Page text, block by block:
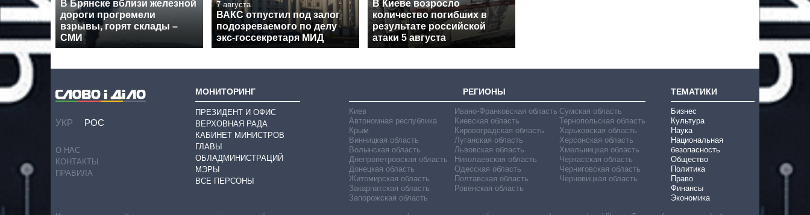
В Брянске вблизи железной
дороги прогремели
взрывы, горят склады –
СМИ
7 августа
ВАКС отпустил под залог
подозреваемого по делу
экс-госсекретаря МИД
В Киеве возросло
количество погибших в
результате российской
атаки 5 августа
УКР РОС
О НАС
КОНТАКТЫ
ПРАВИЛА
МОНИТОРИНГ
ПРЕЗИДЕНТ И ОФИС
ВЕРХОВНАЯ РАДА
КАБИНЕТ МИНИСТРОВ
ГЛАВЫ
ОБЛАДМИНИСТРАЦИЙ
МЭРЫ
ВСЕ ПЕРСОНЫ
РЕГИОНЫ
Киев
Автономная республика
Крым
Винницкая область
Волынская область
Днепропетровская область
Донецкая область
Житомирская область
Закарпатская область
Запорожская область
Ивано-Франковская область
Киевская область
Кировоградская область
Луганская область
Львовская область
Николаевская область
Одесская область
Полтавская область
Ровенская область
Сумская область
Тернопольская область
Харьковская область
Херсонская область
Хмельницкая область
Черкасская область
Черниговская область
Черновицкая область
ТЕМАТИКИ
Бизнес
Культура
Наука
Национальная
безопасность
Общество
Политика
Право
Финансы
Экономика